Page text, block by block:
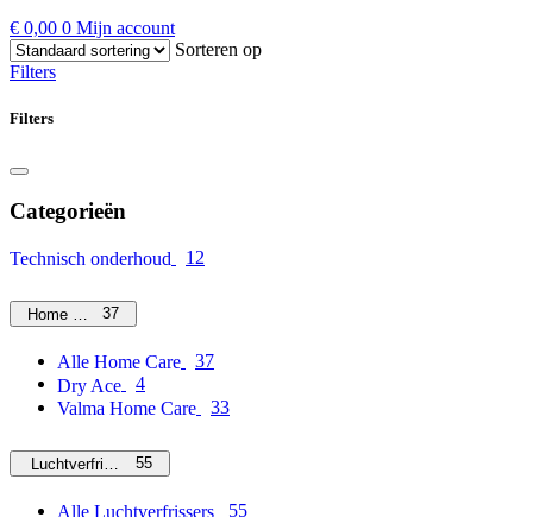
€ 0,00 0 Mijn account
Sorteren op
Filters
Filters
Categorieën
Technisch onderhoud 12
Home Care37
Alle Home Care
37
Dry Ace
4
Valma Home Care
33
Luchtverfrissers55
Alle Luchtverfrissers
55